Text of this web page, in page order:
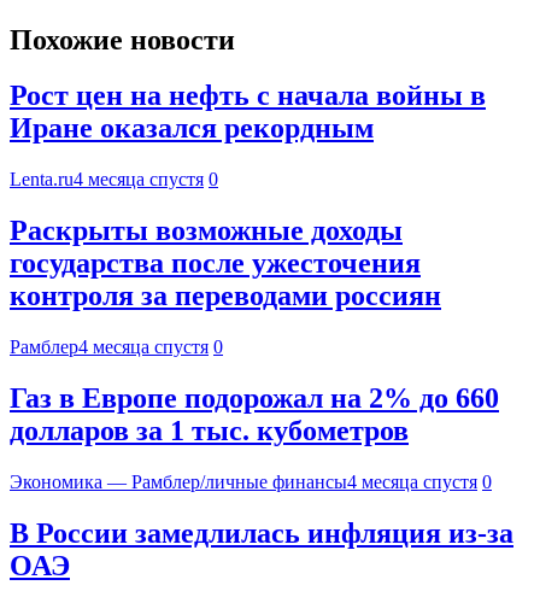
Похожие новости
Рост цен на нефть с начала войны в
Иране оказался рекордным
Lenta.ru4 месяца спустя 0
Раскрыты возможные доходы
государства после ужесточения
контроля за переводами россиян
Рамблер4 месяца спустя 0
Газ в Европе подорожал на 2% до 660
долларов за 1 тыс. кубометров
Экономика — Рамблер/личные финансы4 месяца спустя 0
В России замедлилась инфляция из-за
ОАЭ